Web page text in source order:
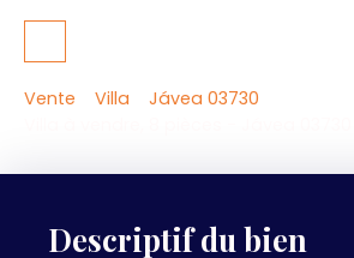
Vente Villa
Jávea 03730
Descriptif du bien